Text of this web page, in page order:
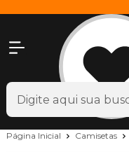
Página Inicial Camisetas